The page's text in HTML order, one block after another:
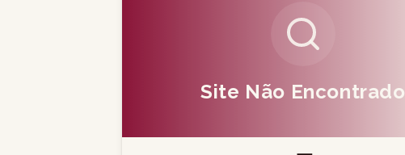
Site Não Encontrado